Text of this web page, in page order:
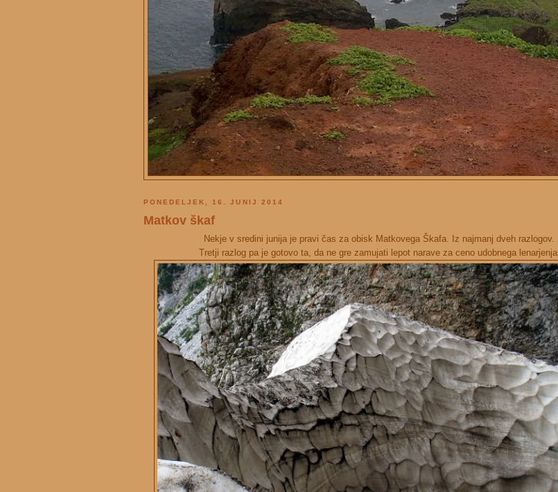
PONEDELJEK, 16. JUNIJ 2014
Matkov škaf
Nekje v sredini junija je pravi čas za obisk Matkovega Škafa. Iz najmanj dveh razlogov.
Tretji razlog pa je gotovo ta, da ne gre zamujati lepot narave za ceno udobnega lenarjenja.